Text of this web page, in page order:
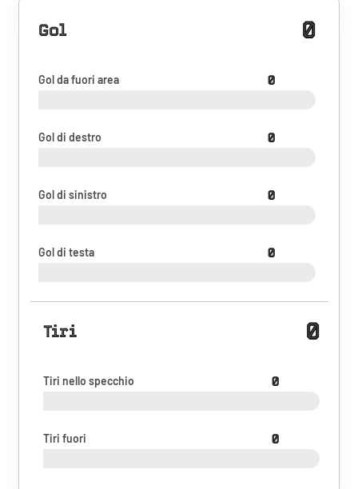
Gol 0
Gol da fuori area 0
Gol di destro 0
Gol di sinistro 0
Gol di testa 0
Tiri 0
Tiri nello specchio 0
Tiri fuori 0